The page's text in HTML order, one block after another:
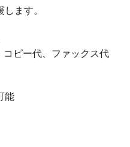
ます。
ピー代、ファックス代
能